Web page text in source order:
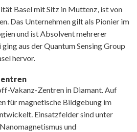
Basel mit Sitz in Muttenz, ist von
Das Unternehmen gilt als Pionier im
und ist Absolvent mehrerer
aus der Quantum Sensing Group
hervor.
Vakanz-Zentren in Diamant. Auf
für magnetische Bildgebung im
Einsatzfelder sind unter
und